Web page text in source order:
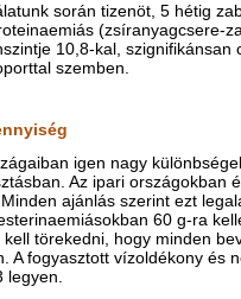
során tizenöt, 5 hétig
(zsíranyagcsere-
10,8-kal, szignifikánsan
szemben.
igen nagy
Az ipari országokban
ajánlás szerint ezt
60 g-ra
kell törekedni, hogy minden
A fogyasztott vízoldékony és
legyen.